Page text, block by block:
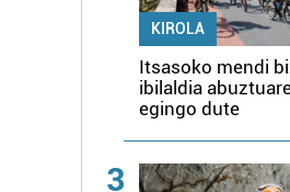
KIROLA
Itsasoko mendi
ibilaldia
egingo dute
3